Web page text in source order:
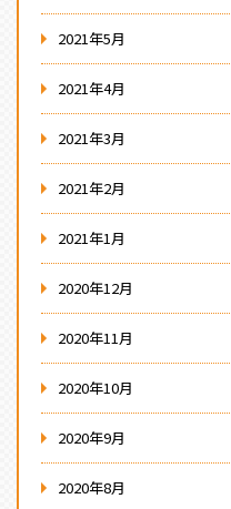
2021年5月
2021年4月
2021年3月
2021年2月
2021年1月
2020年12月
2020年11月
2020年10月
2020年9月
2020年8月